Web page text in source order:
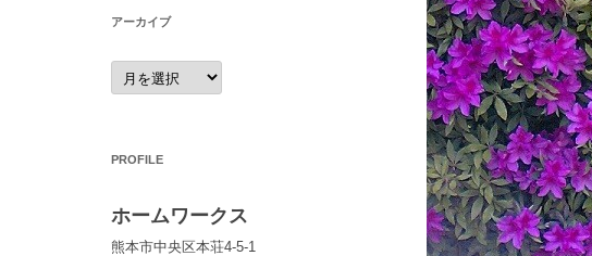
アーカイブ
ア
ー
カ
PROFILE
ホームワークス
熊本市中央区本荘4-5-1